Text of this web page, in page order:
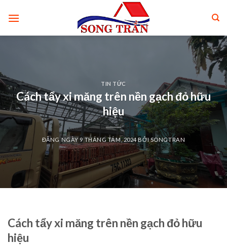
TIN TỨC
Cách tẩy xi măng trên nền gạch đỏ hữu
hiệu
ĐĂNG NGÀY9 THÁNG TÁM, 2024BỞISONGTRAN
Cách tẩy xi măng trên nền gạch đỏ hữu
hiệu